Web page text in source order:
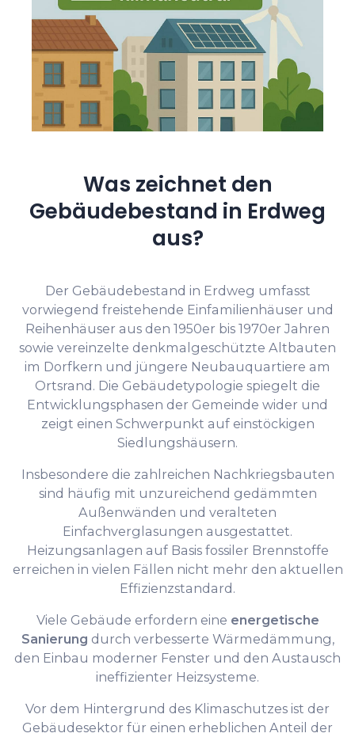
Was zeichnet den
Gebäudebestand in Erdweg
aus?
Der Gebäudebestand in Erdweg umfasst
vorwiegend freistehende Einfamilienhäuser und
Reihenhäuser aus den 1950er bis 1970er Jahren
sowie vereinzelte denkmalgeschützte Altbauten
im Dorfkern und jüngere Neubauquartiere am
Ortsrand. Die Gebäudetypologie spiegelt die
Entwicklungsphasen der Gemeinde wider und
zeigt einen Schwerpunkt auf einstöckigen
Siedlungshäusern.
Insbesondere die zahlreichen Nachkriegsbauten
sind häufig mit unzureichend gedämmten
Außenwänden und veralteten
Einfachverglasungen ausgestattet.
Heizungsanlagen auf Basis fossiler Brennstoffe
erreichen in vielen Fällen nicht mehr den aktuellen
Effizienzstandard.
Viele Gebäude erfordern eine energetische
Sanierung durch verbesserte Wärmedämmung,
den Einbau moderner Fenster und den Austausch
ineffizienter Heizsysteme.
Vor dem Hintergrund des Klimaschutzes ist der
Gebäudesektor für einen erheblichen Anteil der